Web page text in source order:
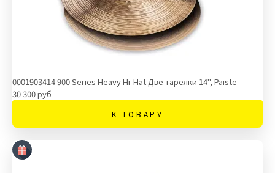
0001903414 900 Series Heavy Hi-Hat Две тарелки 14", Paiste
30 300 руб
К ТОВАРУ